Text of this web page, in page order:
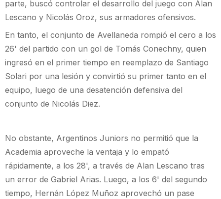
parte, buscó controlar el desarrollo del juego con Alan
Lescano y Nicolás Oroz, sus armadores ofensivos.
En tanto, el conjunto de Avellaneda rompió el cero a los
26' del partido con un gol de Tomás Conechny, quien
ingresó en el primer tiempo en reemplazo de Santiago
Solari por una lesión y convirtió su primer tanto en el
equipo, luego de una desatención defensiva del
conjunto de Nicolás Diez.
No obstante, Argentinos Juniors no permitió que la
Academia aproveche la ventaja y lo empató
rápidamente, a los 28', a través de Alan Lescano tras
un error de Gabriel Arias. Luego, a los 6' del segundo
tiempo, Hernán López Muñoz aprovechó un pase